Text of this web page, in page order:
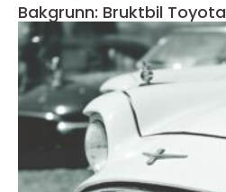
Bakgrunn: Bruktbil Toyota